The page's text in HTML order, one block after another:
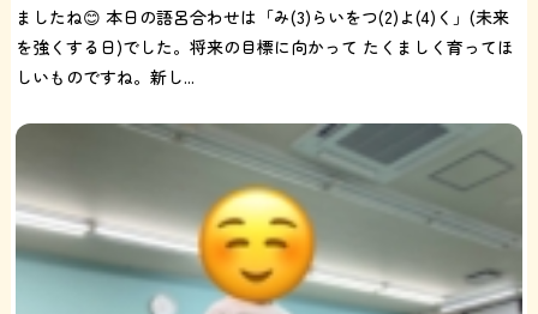
ましたね😊 本日の語呂合わせは「み(3)らいをつ(2)よ(4)く」(未来
を強くする日)でした。将来の目標に向かって たくましく育ってほ
しいものですね。新し...